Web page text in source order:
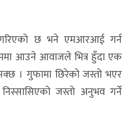
गरिएको छ भने एमआरआई गर्न
आउने आवाजले भित्र हुँदा एक
। गुफामा छिरेको जस्तो भएर
जस्तो अनुभव गर्ने